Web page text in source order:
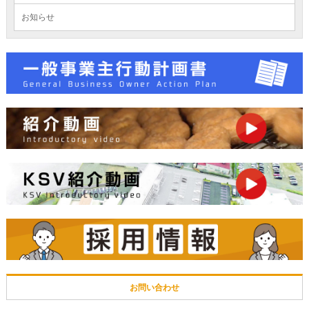
お知らせ
お問い合わせ